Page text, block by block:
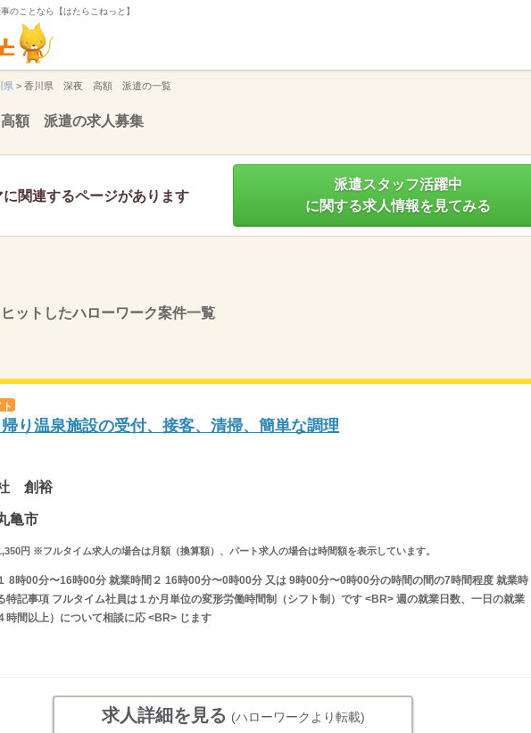
のことなら【はたらこねっと】
県 > 香川県 深夜 高額 派遣の一覧
額 派遣の求人募集
に関連するページがあります
派遣スタッフ活躍中
に関する求人情報を見てみる
ットしたハローワーク案件一覧
温泉施設の受付、接客、清掃、簡単な調理
創裕
亀市
円 ※フルタイム求人の場合は月額（換算額）、パート求人の場合は時間額を表示しています。
8時00分〜16時00分 就業時間２ 16時00分〜0時00分 又は 9時00分〜0時00分の時間の間の7時間程度 就業時
特記事項 フルタイム社員は１か月単位の変形労働時間制（シフト制）です <BR> 週の就業日数、一日の就業
時間以上）について相談に応 <BR> じます
求人詳細を見る (ハローワークより転載)